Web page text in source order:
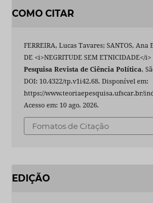
COMO CITAR
FERREIRA, Lucas Tavares; SANTOS, Ana
DE <i>NEGRITUDE SEM ETNICIDADE</i>
Pesquisa Revista de Ciência Política,
DOI: 10.4322/tp.v1i42.68. Disponível em:
https://www.teoriaepesquisa.ufscar.br/
Acesso em: 10 ago. 2026.
Fomatos de Citação
EDIÇÃO